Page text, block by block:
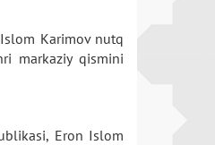
Karimov nutq
markaziy qismini
Eron Islom